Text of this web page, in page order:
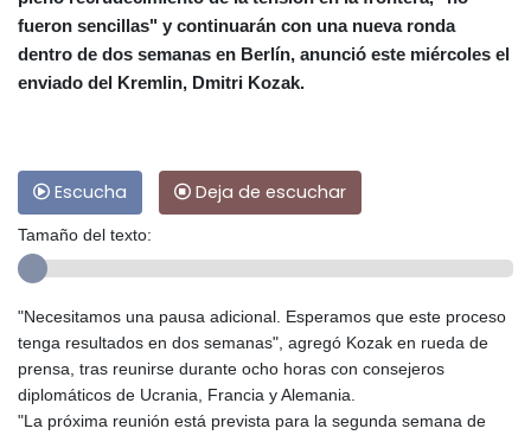
fueron sencillas" y continuarán con una nueva ronda
dentro de dos semanas en Berlín, anunció este miércoles el
enviado del Kremlin, Dmitri Kozak.
Escucha Deja de escuchar
Tamaño del texto:
"Necesitamos una pausa adicional. Esperamos que este proceso
tenga resultados en dos semanas", agregó Kozak en rueda de
prensa, tras reunirse durante ocho horas con consejeros
diplomáticos de Ucrania, Francia y Alemania.
"La próxima reunión está prevista para la segunda semana de